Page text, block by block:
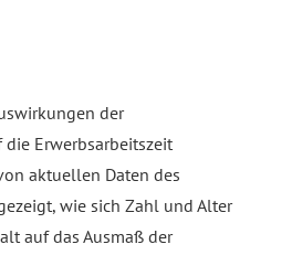
der
Erwerbsarbeitszeit
aktuellen Daten des
wie sich Zahl und Alter
auf das Ausmaß der